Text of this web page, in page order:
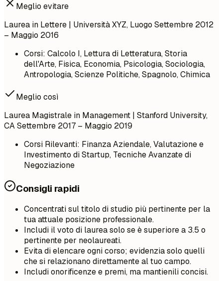
Meglio evitare
Laurea in Lettere | Università XYZ, Luogo Settembre 2012
– Maggio 2016
Corsi: Calcolo I, Lettura di Letteratura, Storia
dell'Arte, Fisica, Economia, Psicologia, Sociologia,
Antropologia, Scienze Politiche, Spagnolo, Chimica
Meglio così
Laurea Magistrale in Management | Stanford University,
CA Settembre 2017 – Maggio 2019
Corsi Rilevanti: Finanza Aziendale, Valutazione e
Investimento di Startup, Tecniche Avanzate di
Negoziazione
Consigli rapidi
Concentrati sul titolo di studio più pertinente per la
tua attuale posizione professionale.
Includi il voto di laurea solo se è superiore a 3.5 o
pertinente per neolaureati.
Evita di elencare ogni corso; evidenzia solo quelli
che si relazionano direttamente al tuo campo.
Includi onorificenze e premi, ma mantienili concisi.